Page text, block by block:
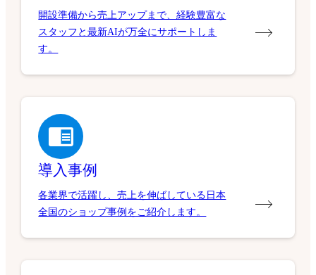
開設準備から売上アップまで、経験豊富な
スタッフと最新AIが万全にサポートしま
す。
導入事例
各業界で活躍し、売上を伸ばしている日本
全国のショップ事例をご紹介します。